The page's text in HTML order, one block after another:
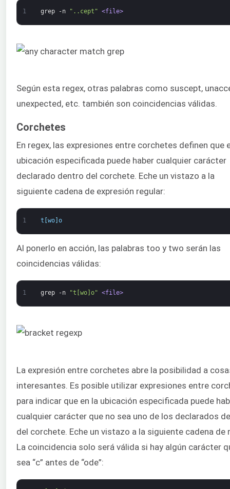
1 grep -n "..cept" <file>
Según esta regex, otras palabras como suscept,
unexpected, etc. también son coincidencias válidas.
Corchetes
En regex, las expresiones entre corchetes definen que
ubicación especificada puede haber cualquier carácter
declarado dentro del corchete. Eche un vistazo a la
siguiente cadena de expresión regular:
1 t wo] o
Al ponerlo en acción, las palabras too y two serán las
coincidencias válidas:
1 grep -n "t[wo]o" <file>
La expresión entre corchetes abre la posibilidad a
interesantes. Es posible utilizar expresiones entre
para indicar que en la ubicación especificada puede
cualquier carácter que no sea uno de los declarados
del corchete. Eche un vistazo a la siguiente cadena de
La coincidencia solo será válida si hay algún carácter
sea “c” antes de “ode”: